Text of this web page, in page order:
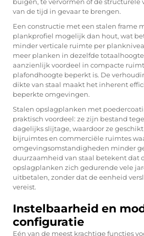
van de tijd in gevaar te brengen.
Een constructie met een stalen frame
plankprofiel mogelijk dan hout, wat
minder verticale ruimte per
meer planken in dezelfde totaalhoogte
aanzienlijk voordeel in compacte
plafondhoogte beperkt is. De
dikte van staal maakt het inherent
beperkte omgevingen.
Stalen opslagplanken met
praktisch voordeel: ze zijn bestand
dagelijks slijtage, waardoor ze
bijruimtes en commerciële ruimtes
omgevingsomstandigheden minder
duurzaamheid van staal betekent dat
opslagplanken zich gedurende vele
uitbetalen, zonder dat de eenheid
vereist.
Instelbaarheid en
configuratie
Eén van de meest krachtige functies